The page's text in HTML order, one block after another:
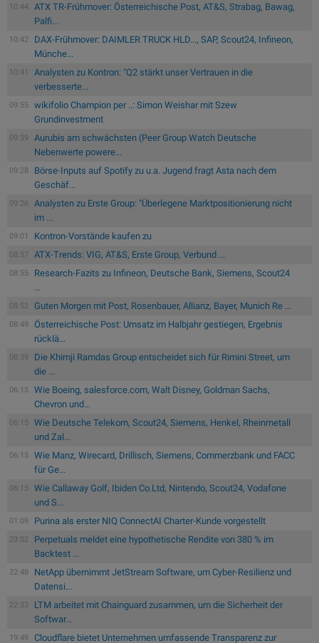
10:44
ATX TR-Frühmover: Österreichische Post, AT&S, Strabag, Bawag,
Palfi...
10:42
DAX-Frühmover: DAIMLER TRUCK HLD..., SAP, Scout24, Infineon,
Münche...
10:41
Analysten zu Kontron: "Q2 stärkt unser Vertrauen in die
verbesserte...
09:55
wikifolio Champion per ..: Simon Weishar mit Szew
Grundinvestment
09:39
Aurubis am schwächsten (Peer Group Watch Deutsche
Nebenwerte powere...
09:28
Börse-Inputs auf Spotify zu u.a. Jugend fragt Asta nach dem
Geschäf...
09:26
Analysten zu Erste Group: "Überlegene Marktpositionierung nicht
im ...
09:01 Kontron-Vorstände kaufen zu
08:57 ATX-Trends: VIG, AT&S, Erste Group, Verbund ...
08:55
Research-Fazits zu Infineon, Deutsche Bank, Siemens, Scout24
...
08:52 Guten Morgen mit Post, Rosenbauer, Allianz, Bayer, Munich Re ...
08:49
Österreichische Post: Umsatz im Halbjahr gestiegen, Ergebnis
rücklä...
08:39
Die Khimji Ramdas Group entscheidet sich für Rimini Street, um
die ...
06:15
Wie Boeing, salesforce.com, Walt Disney, Goldman Sachs,
Chevron und...
06:15
Wie Deutsche Telekom, Scout24, Siemens, Henkel, Rheinmetall
und Zal...
06:15
Wie Manz, Wirecard, Drillisch, Siemens, Commerzbank und FACC
für Ge...
06:15
Wie Callaway Golf, Ibiden Co.Ltd, Nintendo, Scout24, Vodafone
und S...
01:09 Purina als erster NIQ ConnectAI Charter-Kunde vorgestellt
23:02
Perpetuals meldet eine hypothetische Rendite von 380 % im
Backtest ...
22:48
NetApp übernimmt JetStream Software, um Cyber-Resilienz und
Datensi...
22:33
LTM arbeitet mit Chainguard zusammen, um die Sicherheit der
Softwar...
19:49 Cloudflare bietet Unternehmen umfassende Transparenz zur